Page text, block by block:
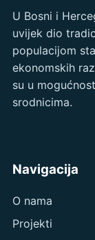
U Bosni i
uvijek dio
populacijom
ekonomskih
su u
srodnicima.
Navigacija
O nama
Projekti